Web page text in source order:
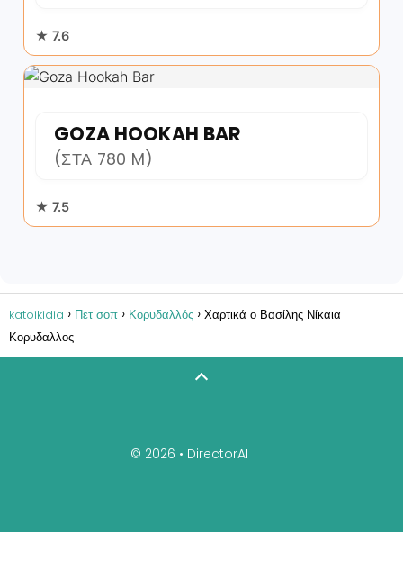
★ 7.6
GOZA HOOKAH BAR
(ΣΤΑ 780 M)
★ 7.5
katoikidia Πετ σοπ Κορυδαλλός
Χαρτικά ο Βασίλης Νίκαια
Κορυδαλλος
© 2026 • DirectorAI
Διαχειριστείτε την επιχείρησή σας